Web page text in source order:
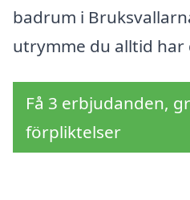
badrum i
utrymme du alltid har
Få 3 erbjudanden,
förpliktelser